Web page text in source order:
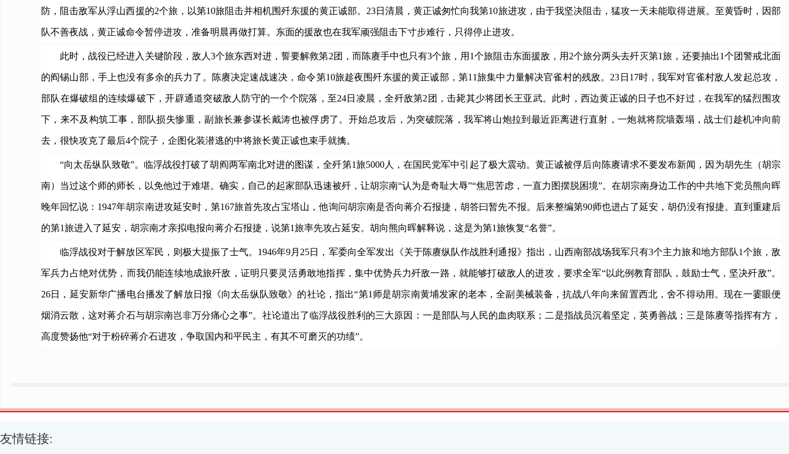
防，阻击敌军从浮山西援的2个旅，以第10旅阻击并相机围歼东援的黄正诚部。23日清晨，黄正诚匆忙向我第10旅进攻，由于我坚决阻击，猛攻一天未能取得进展。至黄昏时，因部
队不善夜战，黄正诚命令暂停进攻，准备明晨再做打算。东面的援敌也在我军顽强阻击下寸步难行，只得停止进攻。
此时，战役已经进入关键阶段，敌人3个旅东西对进，誓要解救第2团，而陈赓手中也只有3个旅，用1个旅阻击东面援敌，用2个旅分两头去歼灭第1旅，还要抽出1个团警戒北面
的阎锡山部，手上也没有多余的兵力了。陈赓决定速战速决，命令第10旅趁夜围歼东援的黄正诚部，第11旅集中力量解决官雀村的残敌。23日17时，我军对官雀村敌人发起总攻，
部队在爆破组的连续爆破下，开辟通道突破敌人防守的一个个院落，至24日凌晨，全歼敌第2团，击毙其少将团长王亚武。此时，西边黄正诚的日子也不好过，在我军的猛烈围攻
下，来不及构筑工事，部队损失惨重，副旅长兼参谋长戴涛也被俘虏了。开始总攻后，为突破院落，我军将山炮拉到最近距离进行直射，一炮就将院墙轰塌，战士们趁机冲向前
去，很快攻克了最后4个院子，企图化装潜逃的中将旅长黄正诚也束手就擒。
“向太岳纵队致敬”。临浮战役打破了胡阎两军南北对进的图谋，全歼第1旅5000人，在国民党军中引起了极大震动。黄正诚被俘后向陈赓请求不要发布新闻，因为胡先生（胡宗
南）当过这个师的师长，以免他过于难堪。确实，自己的起家部队迅速被歼，让胡宗南“认为是奇耻大辱”“焦思苦虑，一直力图摆脱困境”。在胡宗南身边工作的中共地下党员熊向晖
晚年回忆说：1947年胡宗南进攻延安时，第167旅首先攻占宝塔山，他询问胡宗南是否向蒋介石报捷，胡答曰暂先不报。后来整编第90师也进占了延安，胡仍没有报捷。直到重建后
的第1旅进入了延安，胡宗南才亲拟电报向蒋介石报捷，说第1旅率先攻占延安。胡向熊向晖解释说，这是为第1旅恢复“名誉”。
临浮战役对于解放区军民，则极大提振了士气。1946年9月25日，军委向全军发出《关于陈赓纵队作战胜利通报》指出，山西南部战场我军只有3个主力旅和地方部队1个旅，敌
军兵力占绝对优势，而我仍能连续地成旅歼敌，证明只要灵活勇敢地指挥，集中优势兵力歼敌一路，就能够打破敌人的进攻，要求全军“以此例教育部队，鼓励士气，坚决歼敌”。
26日，延安新华广播电台播发了解放日报《向太岳纵队致敬》的社论，指出“第1师是胡宗南黄埔发家的老本，全副美械装备，抗战八年向来留置西北，舍不得动用。现在一霎眼便
烟消云散，这对蒋介石与胡宗南岂非万分痛心之事”。社论道出了临浮战役胜利的三大原因：一是部队与人民的血肉联系；二是指战员沉着坚定，英勇善战；三是陈赓等指挥有方，
高度赞扬他“对于粉碎蒋介石进攻，争取国内和平民主，有其不可磨灭的功绩”。
友情链接: